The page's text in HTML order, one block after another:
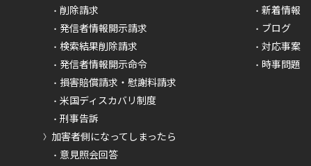
削除請求
発信者情報開示請求
検索結果削除請求
発信者情報開示命令
損害賠償請求・慰謝料請求
米国ディスカバリ制度
刑事告訴
加害者側になってしまったら
意見照会回答
新着情報
ブログ
対応事案
時事問題